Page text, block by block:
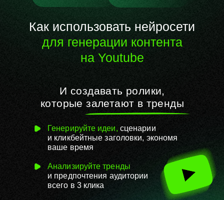
И создавать ролики,
которые залетают в тренды
Как использовать нейросети
для генерации контента
на Youtube
Анализируйте тренды
и предпочтения аудитории
всего в 3 клика
Генерируйте идеи, сценарии
и кликбейтные заголовки, экономя
ваше время